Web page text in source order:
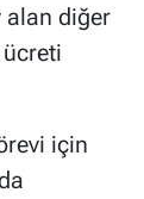
alan diğer
için